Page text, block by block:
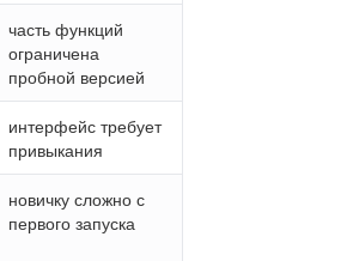
часть функций
ограничена
пробной версией
интерфейс требует
привыкания
новичку сложно с
первого запуска